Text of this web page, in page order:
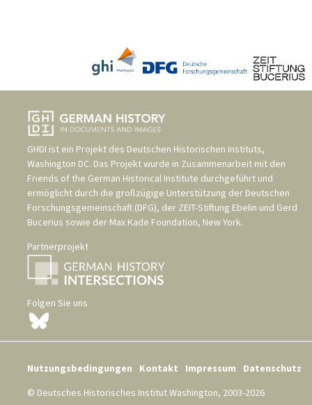
GHDI ist ein Projekt des Deutschen Historischen Instituts,
Washington DC. Das Projekt wurde in Zusammenarbeit mit den
Friends of the German Historical Institute durchgeführt und
ermöglicht durch die großzügige Unterstützung der Deutschen
Forschungsgemeinschaft (DFG), der ZEIT-Stiftung Ebelin und Gerd
Bucerius sowie der Max Kade Foundation, New York.
Partnerprojekt
Folgen Sie uns
Nutzungsbedingungen Kontakt Impressum
Datenschutz
© Deutsches Historisches Institut Washington, 2003-2026